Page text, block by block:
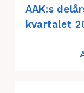
AAK:s
kvartalet